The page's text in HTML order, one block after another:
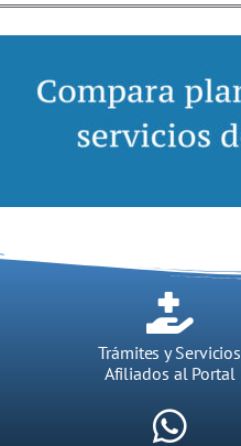
Trámites y Servicios
Afiliados al Portal